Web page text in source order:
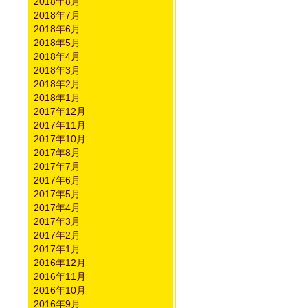
2018年7月
2018年6月
2018年5月
2018年4月
2018年3月
2018年2月
2018年1月
2017年12月
2017年11月
2017年10月
2017年8月
2017年7月
2017年6月
2017年5月
2017年4月
2017年3月
2017年2月
2017年1月
2016年12月
2016年11月
2016年10月
2016年9月